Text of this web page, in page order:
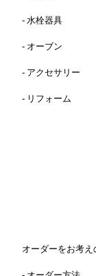
-水栓器具
- オーブン
- アクセサリー
- リフォーム
オーダーをお考え